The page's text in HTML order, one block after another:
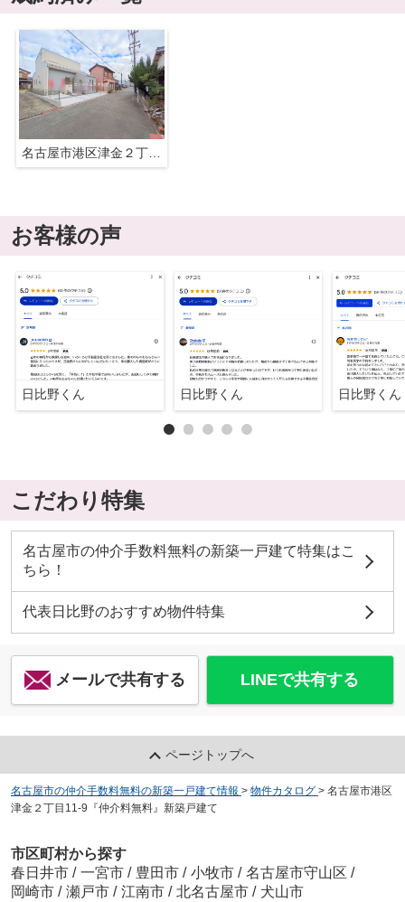
名古屋市港区津金２丁目11-9『仲介料無料』新築戸建て
お客様の声
日比野くん 日比野くん 日比野くん
こだわり特集
名古屋市の仲介手数料無料の新築一戸建て特集はこ
ちら！
代表日比野のおすすめ物件特集
メールで共有する LINEで共有する
ページトップへ
名古屋市の仲介手数料無料の新築一戸建て情報 > 物件カタログ > 名古屋市港区
津金２丁目11-9『仲介料無料』新築戸建て
市区町村から探す
春日井市 / 一宮市 / 豊田市 / 小牧市 / 名古屋市守山区 /
岡崎市 / 瀬戸市 / 江南市 / 北名古屋市 / 犬山市